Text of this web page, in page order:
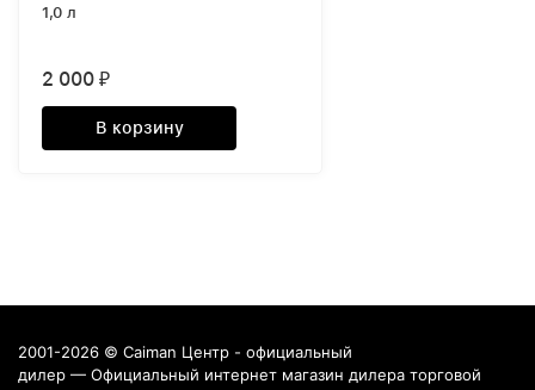
1,0 л
2 000 ₽
В корзину
2001-2026 © Caiman Центр - официальный
дилер — Официальный интернет магазин дилера торговой